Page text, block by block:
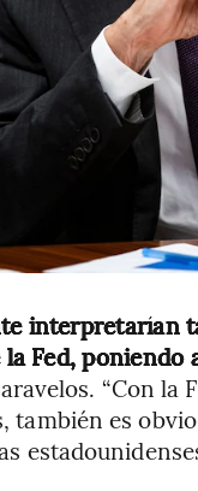
interpretarían
Fed,
“Con la
es